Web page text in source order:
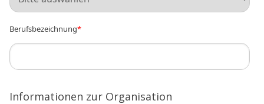
Berufsbezeichnung*
Informationen zur Organisation